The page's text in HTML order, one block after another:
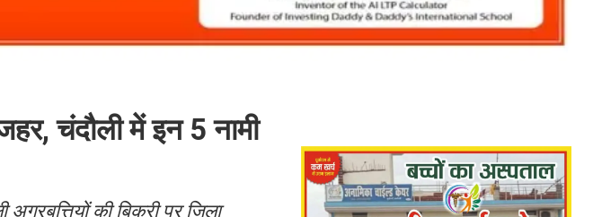
चंदौली में इन 5 नामी
की बिक्री पर जिला